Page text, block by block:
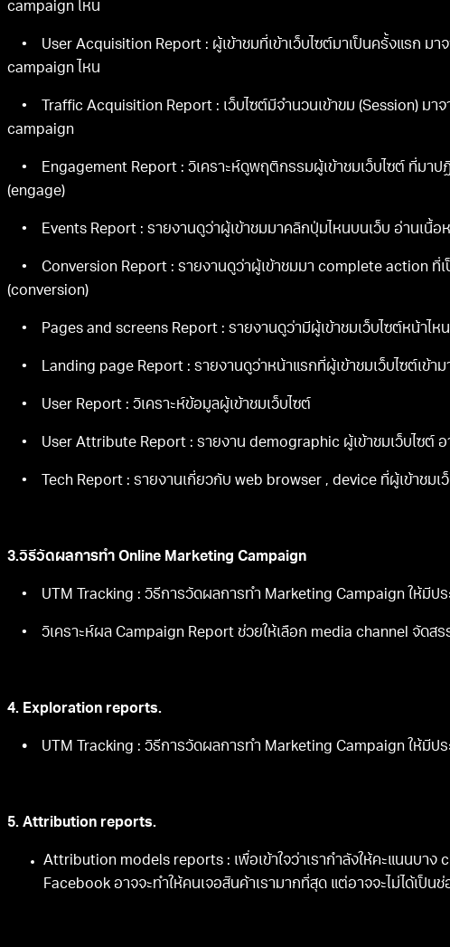
campaign ไหน
• User Acquisition Report : ผู้เข้าชมที่เข้าเว็บไซต์มาเป็นครั้งแรก มา
campaign ไหน
• Traffic Acquisition Report : เว็บไซต์มีจำนวนเข้าขม (Session) มา
campaign
• Engagement Report : วิเคราะห์ดูพฤติกรรมผู้เข้าชมเว็บไซต์ ที่มาป
(engage)
• Events Report : รายงานดูว่าผู้เข้าชมมาคลิกปุ่มไหนบนเว็บ อ่านเนื้อห
• Conversion Report : รายงานดูว่าผู้เข้าชมมา complete action ที่เป็
(conversion)
• Pages and screens Report : รายงานดูว่ามีผู้เข้าชมเว็บไซต์หน้าไหน
• Landing page Report : รายงานดูว่าหน้าแรกที่ผู้เข้าชมเว็บไซต์เข้าม
• User Report : วิเคราะห์ข้อมูลผู้เข้าชมเว็บไซต์
• User Attribute Report : รายงาน demographic ผู้เข้าชมเว็บไซต์ อ
• Tech Report : รายงานเกี่ยวกับ web browser , device ที่ผู้เข้าชมเว็
3.วิธีวัดผลการทำ Online Marketing Campaign
• UTM Tracking : วิธีการวัดผลการทำ Marketing Campaign ให้มีป
• วิเคราะห์ผล Campaign Report ช่วยให้เลือก media channel จัดส
4. Exploration reports.
• UTM Tracking : วิธีการวัดผลการทำ Marketing Campaign ให้มีป
5. Attribution reports.
Attribution models reports : เพื่อเข้าใจว่าเรากำลังให้คะแนนบาง
Facebook อาจจะทำให้คนเจอสินค้าเรามากที่สุด แต่อาจจะไม่ได้เป็น